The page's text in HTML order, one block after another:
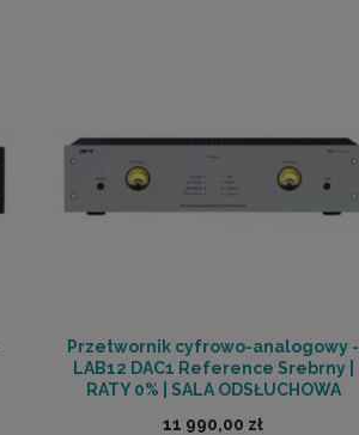
Przetwornik cyfrowo-analogowy -
LAB12 DAC1 Reference Srebrny |
RATY 0% | SALA ODSŁUCHOWA
11 990,00 zł